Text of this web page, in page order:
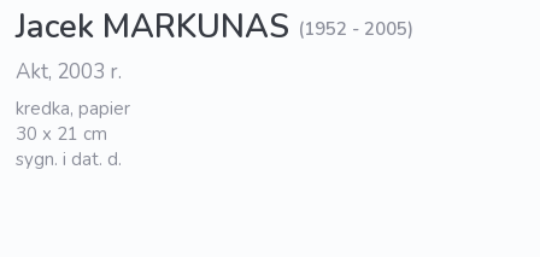
Jacek MARKUNAS (1952 - 2005)
Akt, 2003 r.
kredka, papier
30 x 21 cm
sygn. i dat. d.